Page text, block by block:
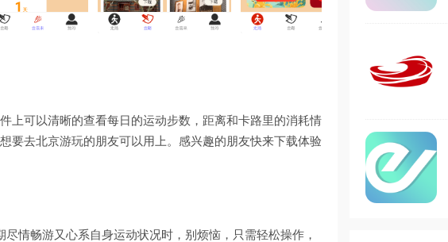
上可以清晰的查看每日的运动步数，距离和卡路里的消耗情
要去北京游玩的朋友可以用上。感兴趣的朋友快来下载体验
情畅游又心系自身运动状况时，别烦恼，只需轻松操作，